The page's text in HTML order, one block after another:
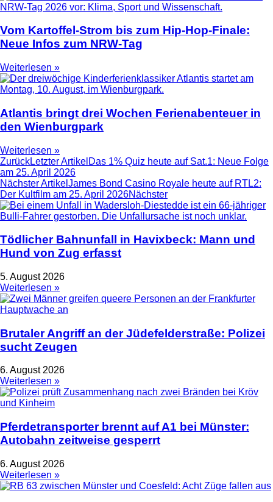
Vom Kartoffel-Strom bis zum Hip-Hop-Finale:
Neue Infos zum NRW-Tag
Weiterlesen »
Atlantis bringt drei Wochen Ferienabenteuer in
den Wienburgpark
Weiterlesen »
ZurückLetzter Artikel Das 1% Quiz heute auf Sat.1: Neue Folge
am 25. April 2026
Nächster Artikel James Bond Casino Royale heute auf RTL2:
Der Kultfilm am 25. April 2026Nächster
Tödlicher Bahnunfall in Havixbeck: Mann und
Hund von Zug erfasst
5. August 2026
Weiterlesen »
Brutaler Angriff an der Jüdefelderstraße: Polizei
sucht Zeugen
6. August 2026
Weiterlesen »
Pferdetransporter brennt auf A1 bei Münster:
Autobahn zeitweise gesperrt
6. August 2026
Weiterlesen »